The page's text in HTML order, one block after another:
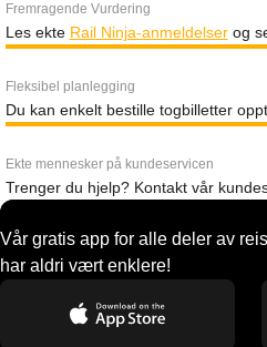
Fremragende Vurdering
Les ekte Rail Ninja-anmeldelserog
Fleksibel planlegging
Du kan enkelt bestille togbilletter
Ekte mennesker på kundeservicen
Trenger du hjelp? Kontakt vår
Vår gratis app for alle deler av
har aldri vært enklere!